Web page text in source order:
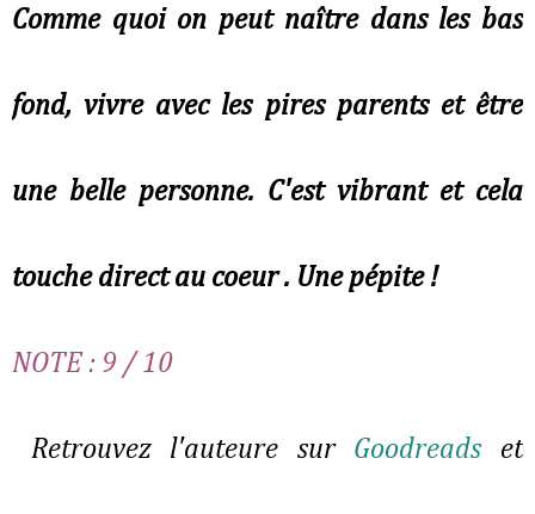
Comme quoi on peut naître dans les bas
fond, vivre avec les pires parents et être
une belle personne. C'est vibrant et cela
touche direct au coeur . Une pépite !
NOTE : 9 / 10
Retrouvez l'auteure sur Goodreads et